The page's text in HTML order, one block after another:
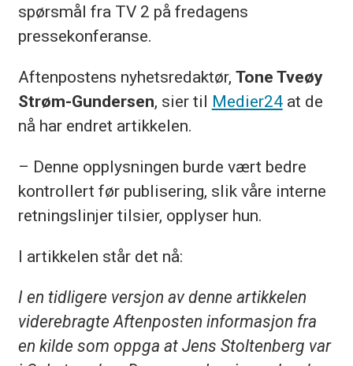
spørsmål fra TV 2 på fredagens
pressekonferanse.
Aftenpostens nyhetsredaktør, Tone Tveøy
Strøm-Gundersen, sier til Medier24at de
nå har endret artikkelen.
– Denne opplysningen burde vært bedre
kontrollert før publisering, slik våre interne
retningslinjer tilsier, opplyser hun.
I artikkelen står det nå:
I en tidligere versjon av denne artikkelen
viderebragte Aftenposten informasjon fra
en kilde som oppga at Jens Stoltenberg var